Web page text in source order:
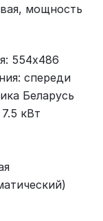
мощность
554х486
спереди
Беларусь
кВт